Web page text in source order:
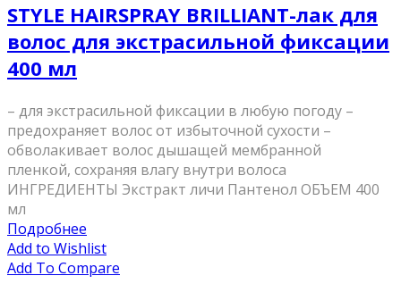
STYLE HAIRSPRAY BRILLIANT-лак для
волос для экстрасильной фиксации
400 мл
– для экстрасильной фиксации в любую погоду –
предохраняет волос от избыточной сухости –
обволакивает волос дышащей мембранной
пленкой, сохраняя влагу внутри волоса
ИНГРЕДИЕНТЫ Экстракт личи Пантенол ОБЪЕМ 400
мл
Подробнее
Add to Wishlist
Add To Compare